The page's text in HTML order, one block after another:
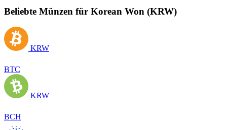
Beliebte Münzen für Korean Won (KRW)
KRW
BTC
KRW
BCH